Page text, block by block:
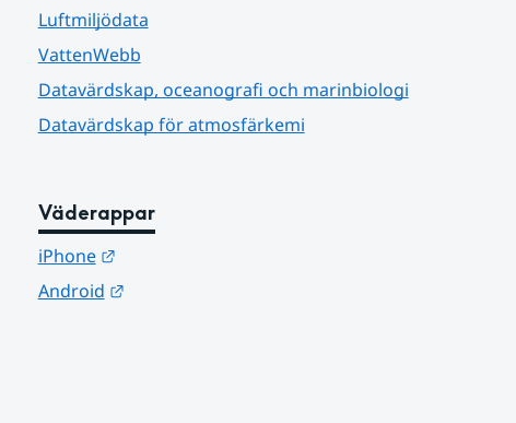
Luftmiljödata
VattenWebb
Datavärdskap, oceanografi och marinbiologi
Datavärdskap för atmosfärkemi
Väderappar
iPhone
Länk till annan webbplats.
Android
Länk till annan webbplats.